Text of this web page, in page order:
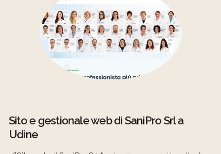
Sito e gestionale web di SaniPro Srl a
Udine